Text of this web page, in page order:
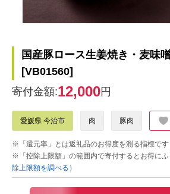
国産豚ロース生姜焼き・麦味
[VB01560]
寄付金額:12,000円
愛媛県 今治市 肉 豚肉
※「還元率」とは返礼品のお得度を測る指標です
※「控除上限額」の範囲内で寄付するとお得に
除上限額を調べる）